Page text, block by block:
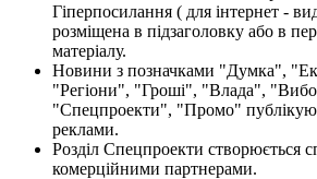
Гіперпосилання ( для інтернет -
розміщена в підзаголовку або в
матеріалу.
Новини з позначками "Думка",
"Регіони", "Гроші", "Влада",
"Спецпроекти", "Промо"
реклами.
Розділ Спецпроекти створюється
комерційними партнерами.